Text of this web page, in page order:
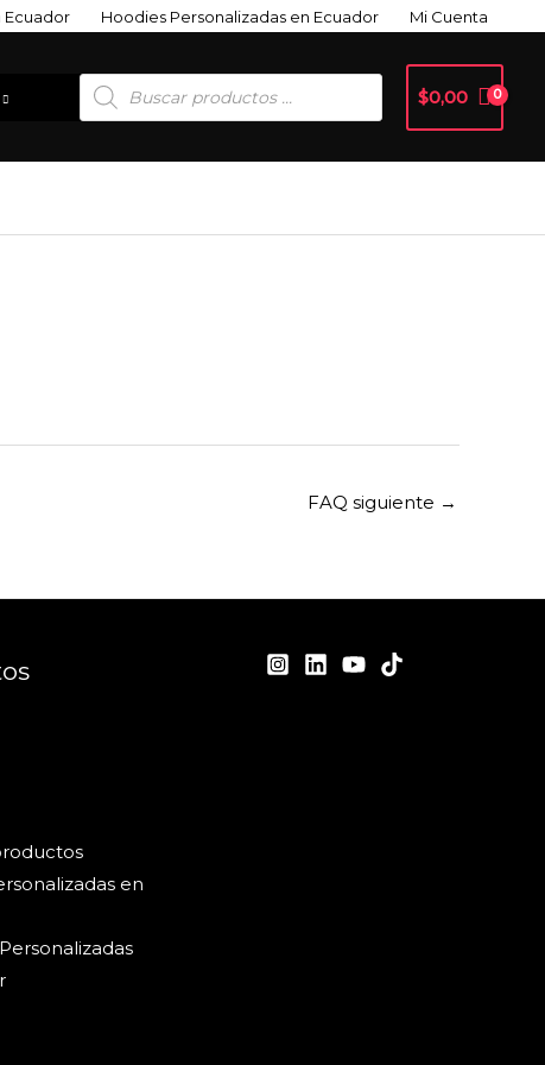
Ecuador Hoodies Personalizadas en Ecuador Mi Cuenta
Búsqueda
De
Productos
$0,00
FAQ siguiente →
en